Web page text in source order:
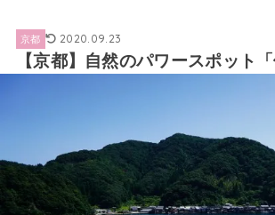
京都 2020.09.23
【京都】自然のパワースポット